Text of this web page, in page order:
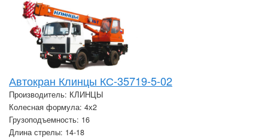
Автокран Клинцы КС-35719-5-02
Производитель: КЛИНЦЫ
Колесная формула: 4х2
Грузоподъемность: 16
Длина стрелы: 14-18